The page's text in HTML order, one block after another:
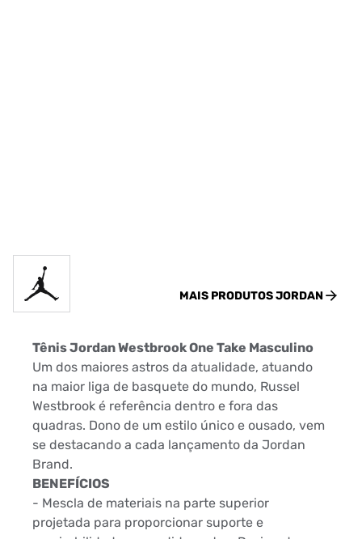
MAIS PRODUTOSJORDAN
Tênis Jordan Westbrook One Take Masculino
Um dos maiores astros da atualidade, atuando
na maior liga de basquete do mundo, Russel
Westbrook é referência dentro e fora das
quadras. Dono de um estilo único e ousado, vem
se destacando a cada lançamento da Jordan
Brand.
BENEFÍCIOS
- Mescla de materiais na parte superior
projetada para proporcionar suporte e